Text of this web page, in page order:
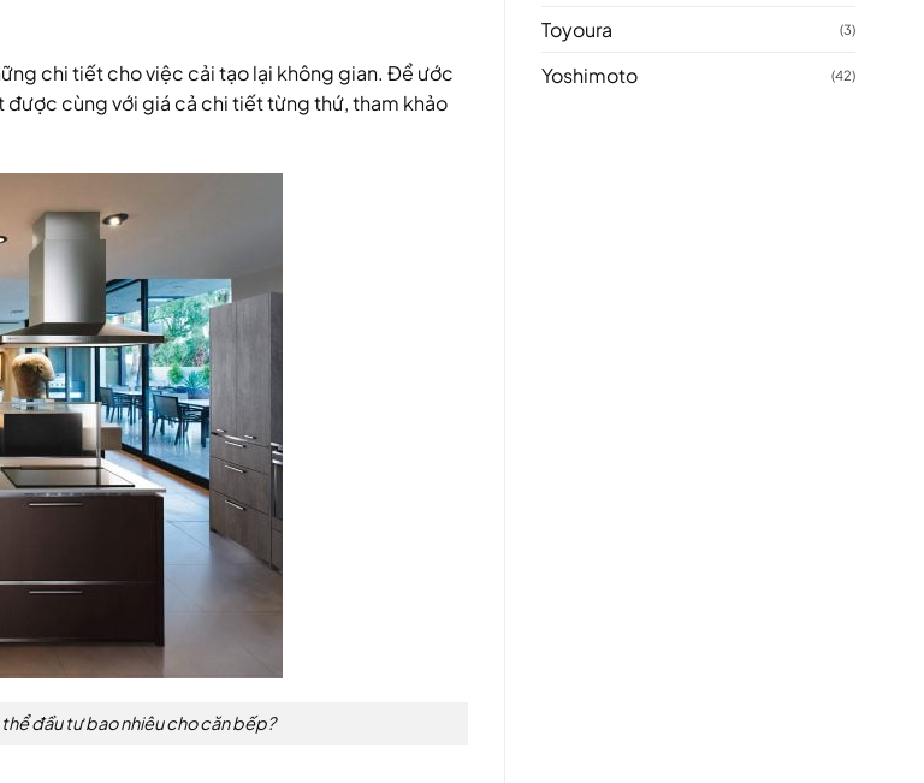
chi tiết cho việc cải tạo lại không gian. Để ước
cùng với giá cả chi tiết từng thứ, tham khảo
đầu tư bao nhiêu cho căn bếp?
Toyoura (3)
Yoshimoto (42)